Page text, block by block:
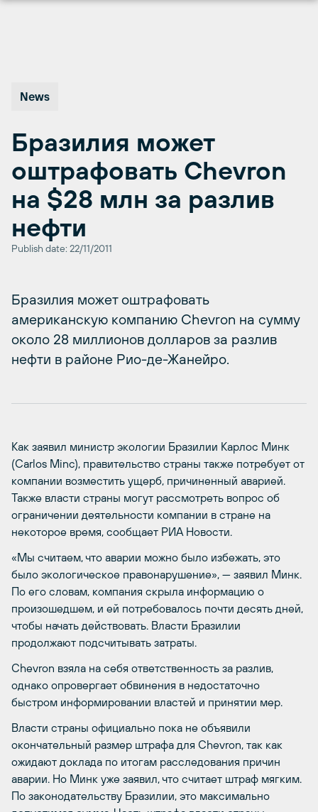
News
Бразилия может
оштрафовать Chevron
на $28 млн за разлив
нефти
Publish date: 22/11/2011
Бразилия может оштрафовать
американскую компанию Chevron на сумму
около 28 миллионов долларов за разлив
нефти в районе Рио-де-Жанейро.
Как заявил министр экологии Бразилии Карлос Минк
(Carlos Minc), правительство страны также потребует от
компании возместить ущерб, причиненный аварией.
Также власти страны могут рассмотреть вопрос об
ограничении деятельности компании в стране на
некоторое время, сообщает РИА Новости.
«Мы считаем, что аварии можно было избежать, это
было экологическое правонарушение», — заявил Минк.
По его словам, компания скрыла информацию о
произошедшем, и ей потребовалось почти десять дней,
чтобы начать действовать. Власти Бразилии
продолжают подсчитывать затраты.
Chevron взяла на себя ответственность за разлив,
однако опровергает обвинения в недостаточно
быстром информировании властей и принятии мер.
Власти страны официально пока не объявили
окончательный размер штрафа для Chevron, так как
ожидают доклада по итогам расследования причин
аварии. Но Минк уже заявил, что считает штраф мягким.
По законодательству Бразилии, это максимально